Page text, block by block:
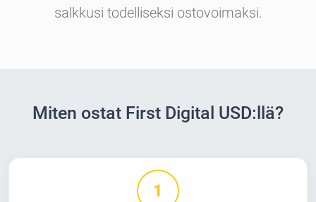
salkkusi todelliseksi ostovoimaksi.
Miten ostat First Digital USD:llä?
1